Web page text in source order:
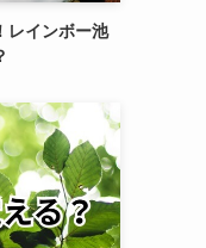
レインボー池